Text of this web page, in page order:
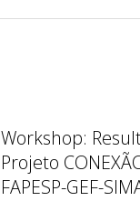
Workshop:
Projeto
FAPESP-GEF-